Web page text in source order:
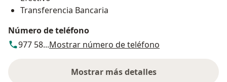
Transferencia Bancaria
Número de teléfono
977 58...Mostrar número de teléfono
Mostrar más detalles
sobre la dirección